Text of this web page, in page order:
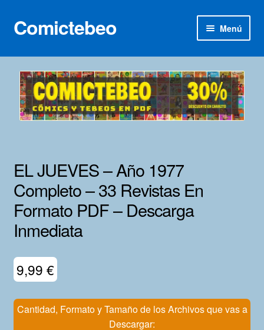
Ir
a
Ir
al
Comictebeo Menú
Inicio
Categorías
Franco-Belga
Lotes 100
Adultos
Mi Cuenta
EL JUEVES – Año 1977
Completo – 33 Revistas En
Formato PDF – Descarga
Inmediata
9,99 €
Cantidad, Formato y Tamaño de los Archivos que vas a
Descargar: